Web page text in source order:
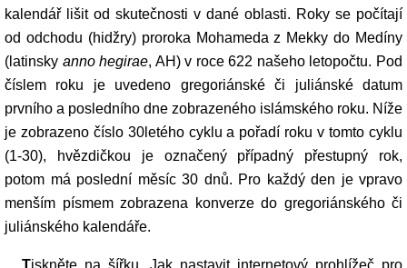
kalendář lišit od skutečnosti v dané oblasti. Roky se počítají
od odchodu (hidžry) proroka Mohameda z Mekky do Medíny
(latinsky anno hegirae, AH) v roce 622 našeho letopočtu. Pod
číslem roku je uvedeno gregoriánské či juliánské datum
prvního a posledního dne zobrazeného islámského roku. Níže
je zobrazeno číslo 30letého cyklu a pořadí roku v tomto cyklu
(1-30), hvězdičkou je označený případný přestupný rok,
potom má poslední měsíc 30 dnů. Pro každý den je vpravo
menším písmem zobrazena konverze do gregoriánského či
juliánského kalendáře.
Tiskněte na šířku. Jak nastavit internetový prohlížeč pro